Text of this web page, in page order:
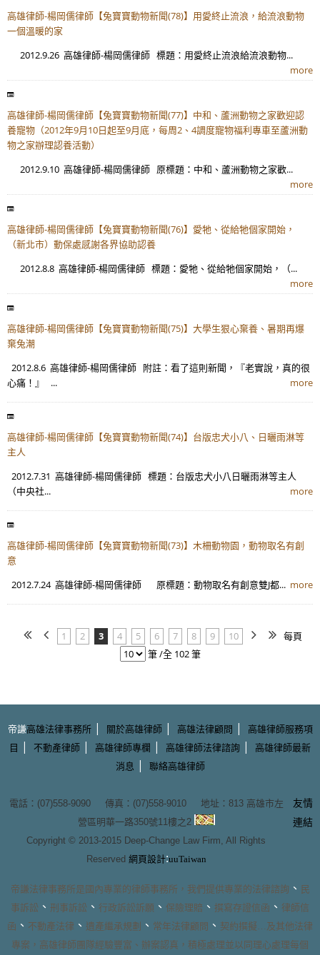
高雄律師-楊岡儒律師【兔寶寶動物新聞(78)】用愛終止流浪，給流浪動物
一個溫暖的家
2012.9.26 高雄律師-楊岡儒律師 標題：用愛終止流浪給流浪動物...
more
高雄律師-楊岡儒律師【兔寶寶動物新聞(77)】中和、蘆洲動物之家歡迎認
養寵物（2012年9月10日起至9月底，每周2、4調度寵物福利專車至蘆洲動
物之家辦理認養活動）
2012.9.10 高雄律師-楊岡儒律師 原標題：中和、蘆洲動物之家歡...
more
高雄律師-楊岡儒律師【兔寶寶動物新聞(76)】愛牠、從給牠個家開始，
（新北市）動保處感謝各界協助認養
2012.8.8 高雄律師-楊岡儒律師 標題：愛牠、從給牠個家開始，（...
more
高雄律師-楊岡儒律師【兔寶寶動物新聞(75)】大學生狠心棄養、暑期再爆
棄兔潮
2012.8.6 高雄律師-楊岡儒律師 附註：看了這則新聞，『老實說，真的很
心痛！』 ...
more
高雄律師-楊岡儒律師【兔寶寶動物新聞(74)】台版忠犬小八、日曬雨淋等
主人
2012.7.31 高雄律師-楊岡儒律師 標題：台版忠犬小八日曬雨淋等主人
（中央社...
more
高雄律師-楊岡儒律師【兔寶寶動物新聞(73)】木柵動物園，動物取名有創
意
2012.7.24 高雄律師-楊岡儒律師 原標題：動物取名有創意雙J都... more
1 2 3 4 5 6 7 8 9 10
每頁
筆 /全 102 筆
帝謙高雄法律事務所| 關於高雄律師| 高雄法律顧問 |
高雄律師服務項
目
| 不動產律師 | 高雄律師專欄 | 高雄律師法律諮詢 |
高雄律師最新
消息 | 聯絡高雄律師
電話：(07)558-9090 傳真：(07)558-9010 地址： 813 高雄市左
營區明華一路350號11樓之2
Copyright © 2013-2015 Deep-Change Law Firm, All Rights
Reserved 網頁設計:uuTaiwan
友情
連結
帝謙法律事務所是國內專業的律師事務所 ，我們提供專業的法律諮詢 、 民
事訴訟 、 刑事訴訟 、 行政訴訟訴願 、 保險理賠 、 撰寫存證信函 、 律師信
函 、 不動產法律 、 遺產繼承規劃 、 常年法律顧問 、 契約撰擬 …及其他法律
專案， 高雄律師團隊經驗豐富、辦案認真，積極處理並以同理心處理每個